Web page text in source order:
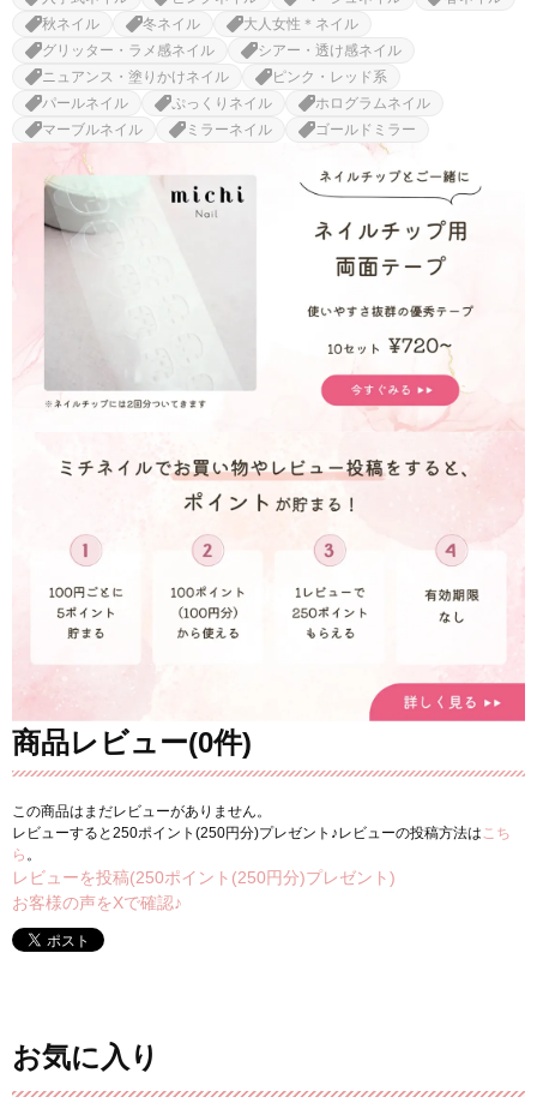
秋ネイル
冬ネイル
大人女性＊ネイル
グリッター・ラメ感ネイル
シアー・透け感ネイル
ニュアンス・塗りかけネイル
ピンク・レッド系
パールネイル
ぷっくりネイル
ホログラムネイル
マーブルネイル
ミラーネイル ゴールドミラー
商品レビュー(0件)
この商品はまだレビューがありません。
レビューすると250ポイント(250円分)プレゼント♪レビューの投稿方法は こち
ら 。
レビューを投稿(250ポイント(250円分)プレゼント)
お客様の声をXで確認♪
お気に入り